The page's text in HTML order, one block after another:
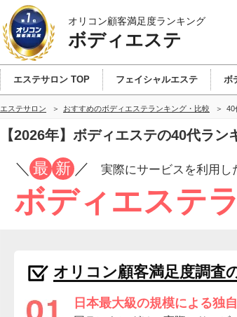
オリコン顧客満足度ランキング
ボディエステ
エステサロン TOP フェイシャルエステ ボ
エステサロン おすすめのボディエステランキング・比較 40
【2026年】ボディエステの40代ラン
／ 最 新 ／ 実際にサービスを利用し
ボディエステ
オリコン顧客満足度調査
日本最大級の規模による独